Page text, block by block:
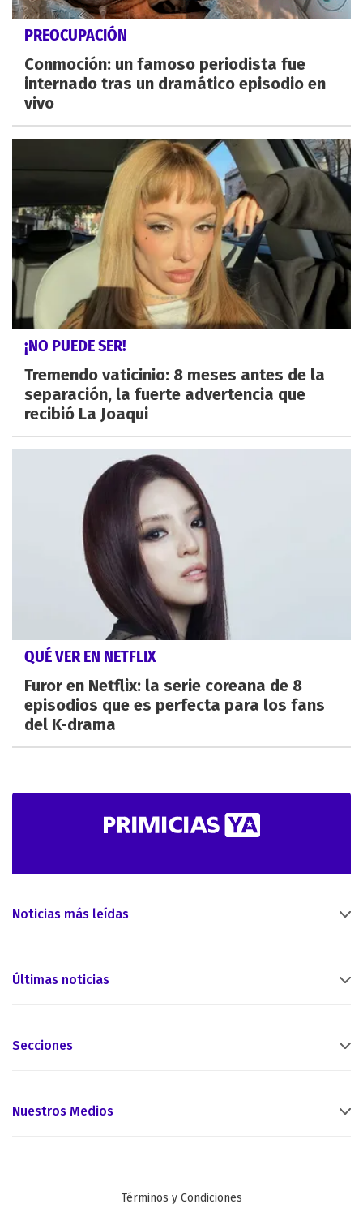
PREOCUPACIÓN
Conmoción: un famoso periodista fue
internado tras un dramático episodio en
vivo
¡NO PUEDE SER!
Tremendo vaticinio: 8 meses antes de la
separación, la fuerte advertencia que
recibió La Joaqui
QUÉ VER EN NETFLIX
Furor en Netflix: la serie coreana de 8
episodios que es perfecta para los fans
del K-drama
Noticias más leídas
Últimas noticias
Secciones
Nuestros Medios
Términos y Condiciones